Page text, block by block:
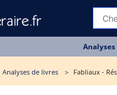
Analyses de livres Fabliaux -